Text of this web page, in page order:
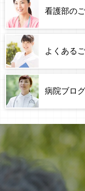
看護部の
よくある
病院ブログ